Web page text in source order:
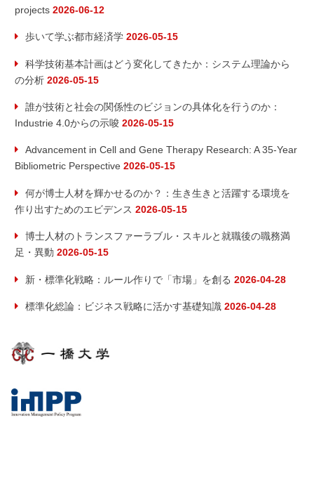
ョ
ン
projects 2026-06-12
歩いて学ぶ都市経済学 2026-05-15
科学技術基本計画はどう変化してきたか：システム理論から
の分析 2026-05-15
誰が技術と社会の関係性のビジョンの具体化を行うのか：
Industrie 4.0からの示唆 2026-05-15
Advancement in Cell and Gene Therapy Research: A 35-Year
Bibliometric Perspective 2026-05-15
何が博士人材を輝かせるのか？：生き生きと活躍する環境を
作り出すためのエビデンス 2026-05-15
博士人材のトランスファーラブル・スキルと就職後の職務満
足・異動 2026-05-15
新・標準化戦略：ルール作りで「市場」を創る 2026-04-28
標準化総論：ビジネス戦略に活かす基礎知識 2026-04-28